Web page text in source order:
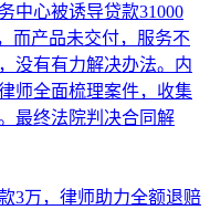
中心被诱导贷款31000
而产品未交付，服务不
没有有力解决办法。内
师全面梳理案件，收集
最终法院判决合同解